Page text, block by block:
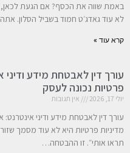
באמת שווה את הכסף? אם הגעת
לא עוד גאדג׳ט חמוד בשביל הסלון.
קרא עוד »
עורך דין לאבטחת מידע ודיני
פרטיות נכונה לעסק
יולי 17, 2026 אין תגובות
עורך דין לאבטחת מידע ודיני אינטרנט:
מדיניות פרטיות היא לא עוד מסמך
תראו אותי״. זו ההבטחה…